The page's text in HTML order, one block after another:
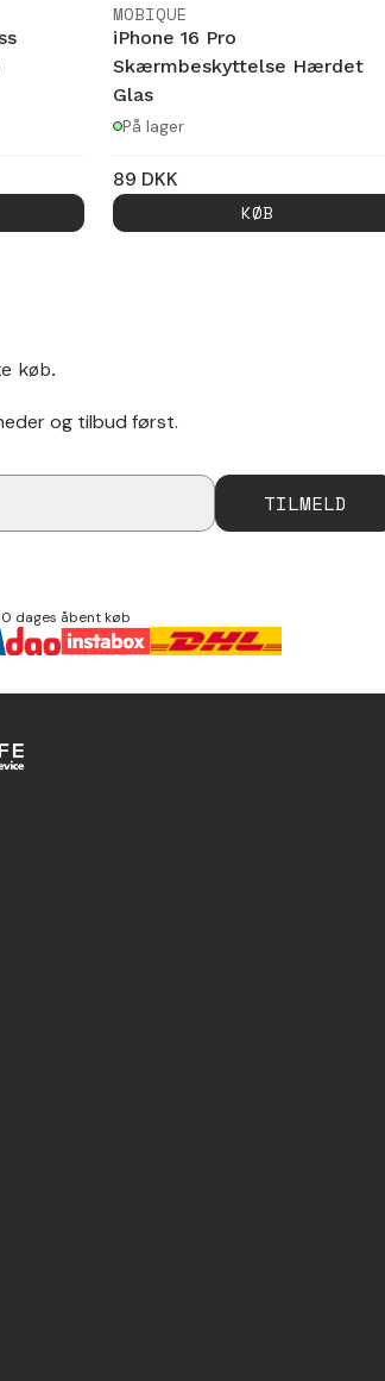
MOBIQUE
iPhone 16 Pro
Skærmbeskyttelse Hærdet
Glas
På lager
89 DKK
KØB
køb.
og tilbud først.
TILMELD
dages åbent køb